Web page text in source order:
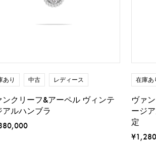
あり 中古 レディース
ンクリーフ&アーペル ヴィンテ
アルハンブラ
在庫あ
ヴァ
ージ
定